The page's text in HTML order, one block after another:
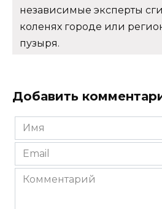
независимые эксперты
коленях городе или
пузыря.
Добавить
Имя
*
Email
*
Комментарий